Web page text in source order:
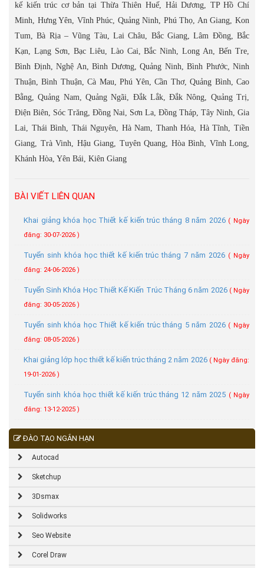
kế kiến trúc cơ bản tại Thừa Thiên Huế, Hải Dương, TP Hồ Chí
Minh, Hưng Yên, Vĩnh Phúc, Quảng Ninh, Phú Thọ, An Giang, Kon
Tum, Bà Rịa – Vũng Tàu, Lai Châu, Bắc Giang, Lâm Đồng, Bắc
Kạn, Lạng Sơn, Bạc Liêu, Lào Cai, Bắc Ninh, Long An, Bến Tre,
Bình Định, Nghệ An, Bình Dương, Quảng Ninh, Bình Phước, Ninh
Thuận, Bình Thuận, Cà Mau, Phú Yên, Cần Thơ, Quảng Bình, Cao
Bằng, Quảng Nam, Quảng Ngãi, Đắk Lắk, Đắk Nông, Quảng Trị,
Điện Biên, Sóc Trăng, Đồng Nai, Sơn La, Đồng Tháp, Tây Ninh, Gia
Lai, Thái Bình, Thái Nguyên, Hà Nam, Thanh Hóa, Hà Tĩnh, Tiền
Giang, Trà Vinh, Hậu Giang, Tuyên Quang, Hòa Bình, Vĩnh Long,
Khánh Hòa, Yên Bái, Kiên Giang
BÀI VIẾT LIÊN QUAN
Khai giảng khóa học Thiết kế kiến trúc tháng 8 năm 2026 ( Ngày
đăng: 30-07-2026 )
Tuyển sinh khóa học thiết kế kiến trúc tháng 7 năm 2026 ( Ngày
đăng: 24-06-2026 )
Tuyển Sinh Khóa Học Thiết Kế Kiến Trúc Tháng 6 năm 2026 ( Ngày
đăng: 30-05-2026 )
Tuyển sinh khóa học Thiết kế kiến trúc tháng 5 năm 2026 ( Ngày
đăng: 08-05-2026 )
Khai giảng lớp học thiết kế kiến trúc tháng 2 năm 2026 ( Ngày đăng:
19-01-2026 )
Tuyển sinh khóa học thiết kế kiến trúc tháng 12 năm 2025 ( Ngày
đăng: 13-12-2025 )
ĐÀO TẠO NGẮN HẠN
Autocad
Sketchup
3Dsmax
Solidworks
Seo Website
Corel Draw